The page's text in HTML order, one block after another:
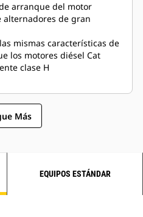
arranque del motor
alternadores de gran
mismas características de
los motores diésel Cat
clase H
Más
EQUIPOS ESTÁNDAR